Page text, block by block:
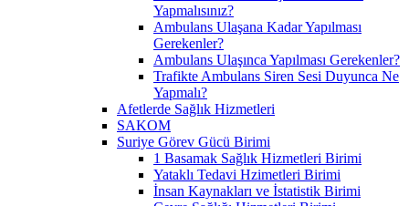
Yapmalısınız?
Ambulans Ulaşana Kadar Yapılması
Gerekenler?
Ambulans Ulaşınca Yapılması Gerekenler?
Trafikte Ambulans Siren Sesi Duyunca Ne
Yapmalı?
Afetlerde Sağlık Hizmetleri
SAKOM
Suriye Görev Gücü Birimi
1 Basamak Sağlık Hizmetleri Birimi
Yataklı Tedavi Hzimetleri Birimi
İnsan Kaynakları ve İstatistik Birimi